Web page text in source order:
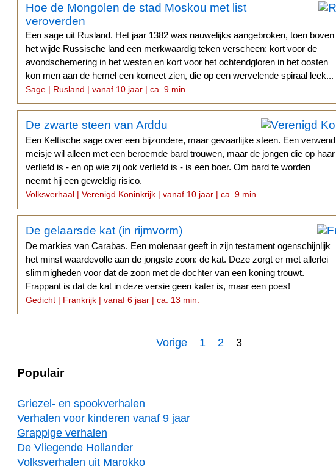
Hoe de Mongolen de stad Moskou met list
veroverden
Een sage uit Rusland. Het jaar 1382 was nauwelijks aangebroken, toen boven
het wijde Russische land een merkwaardig teken verscheen: kort voor de
avondschemering in het westen en kort voor het ochtendgloren in het oosten
kon men aan de hemel een komeet zien, die op een wervelende spiraal leek...
Sage | Rusland | vanaf 10 jaar | ca. 9 min.
De zwarte steen van Arddu
Een Keltische sage over een bijzondere, maar gevaarlijke steen. Een verwend
meisje wil alleen met een beroemde bard trouwen, maar de jongen die op haar
verliefd is - en op wie zij ook verliefd is - is een boer. Om bard te worden
neemt hij een geweldig risico.
Volksverhaal | Verenigd Koninkrijk | vanaf 10 jaar | ca. 9 min.
De gelaarsde kat (in rijmvorm)
De markies van Carabas. Een molenaar geeft in zijn testament ogenschijnlijk
het minst waardevolle aan de jongste zoon: de kat. Deze zorgt er met allerlei
slimmigheden voor dat de zoon met de dochter van een koning trouwt.
Frappant is dat de kat in deze versie geen kater is, maar een poes!
Gedicht | Frankrijk | vanaf 6 jaar | ca. 13 min.
Vorige 1 2 3
Populair
Griezel- en spookverhalen
Verhalen voor kinderen vanaf 9 jaar
Grappige verhalen
De Vliegende Hollander
Volksverhalen uit Marokko